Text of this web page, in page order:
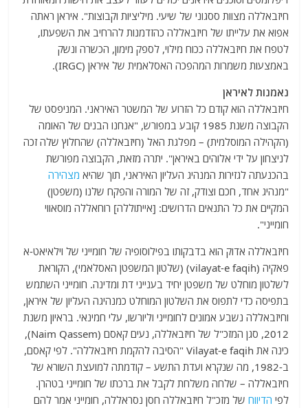
חיזבאללה מצוות ססגוני של שיעי. מיליציות וקבוצות". איראן ראתה
אפוא את עלייתו של חיזבאללה כהזדמנות להרחיב את השפעתו,
לטפח את חיזבאללה ככוח מילוי, לספק מימון, הכשרה ונשק
באמצעות משמרות המהפכה האסלאמית של איראן (IRGC).
נאמנות לאיראן
חיזבאללה הוא קודם כל הזרוע של המשטר האיראני. המניפסט של
הקבוצה משנת 1985 קובע במפורש, "אנחנו הבנים של האומה
(הקהילה המוסלמית) – מפלגת האל (חיזבאללה) שהחלוץ שלה זכה
לניצחון על ידי אלוהים באיראן". יתרה מזאת, הקבוצה מפורשת
בהכנעתה לגזירות המנהיג העליון האיראני, תוך שהיא מצהירה
"מנהיג אחד, חכם וצודק, זה של המורה והפקח שלנו (משפטן)
המקיים את כל התנאים הדרושים: [אייתוללה] רוחאללה מוסאווי
חומייני".
חיזבאללה אדוק הוא בדבקותו בפילוסופיה של חומייני של וילאיאט-א
פאקיה (vilayat-e faqih) (שלטון המשפטן האסלאמי), הקוראת
לשלטון מוחלט של משפטן יחיד בענייני דת ומדינה. חומייני השתמש
בתפיסה כדי לתפוס את השלטון המוחלט כמנהיגה העליון של איראן,
וחיזבאללה נשבע אמונים לחומייני וליורשו, עלי חמינאי. בראיון משנת
2012, סגן המזכ"ל של חיזבאללה, נעים קאסם (Naim Qassem),
כינה את Vilayat-e faqih "הסיבה להקמת חיזבאללה". לפי קאסם,
ב-1982, מה שנקרא ועדת התשע – קודמתה למועצת השורא של
חיזבאללה – שלחה משלחת לקבל את ברכתו של חומייני בטהרן.
לפי הדיווח של מזכ"ל חיזבאללה חסן נסראללה, חומייני אמר להם